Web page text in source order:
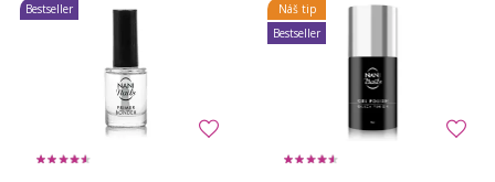
Bestseller
Náš tip
Bestseller